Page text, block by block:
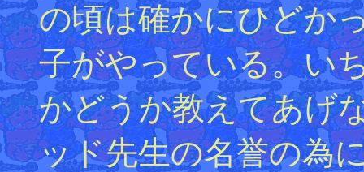
の頃は確かにひどか
子がやっている。い
かどうか教えてあげ
ッド先生の名誉の為